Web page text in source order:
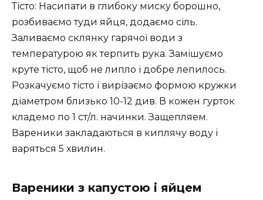
Тісто: Насипати в глибоку миску борошно,
розбиваємо туди яйця, додаємо сіль.
Заливаємо склянку гарячої води з
температурою як терпить рука. Замішуємо
круте тісто, щоб не липло і добре лепилось.
Розкачуємо тісто і вирізаємо формою кружки
діаметром близько 10-12 див. В кожен гурток
кладемо по 1 ст/л. начинки. Защепляем.
Вареники закладаються в киплячу воду і
варяться 5 хвилин.
Вареники з капустою і яйцем